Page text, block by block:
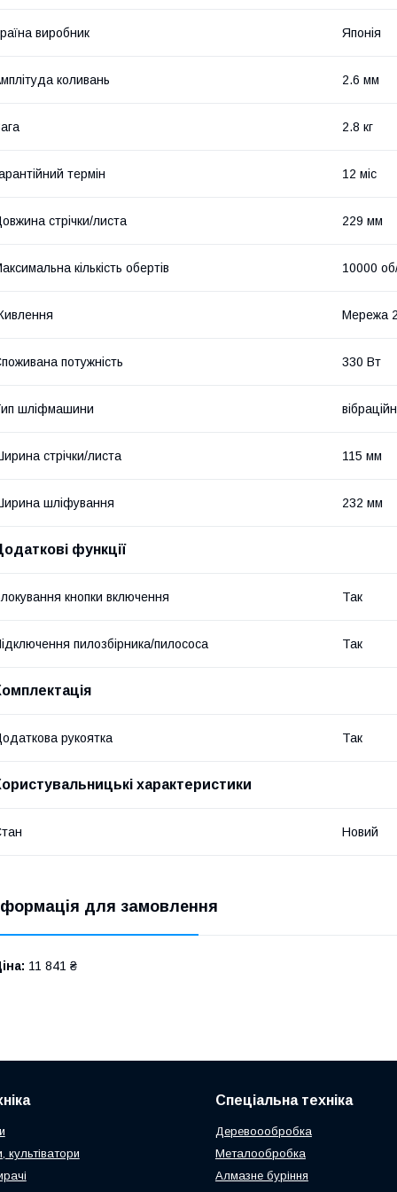
виробник Японія
коливань 2.6 мм
2.8 кг
термін 12 міс
стрічки/листа 229 мм
кількість обертів 10000
Мережа
потужність 330 Вт
шліфмашини
стрічки/листа 115 мм
шліфування 232 мм
функції
кнопки включення Так
пилозбірника/пилососа Так
рукоятка Так
характеристики
Новий
для замовлення
11 841 ₴
культіватори
Спеціальна техніка
Деревоообробка
Металообробка
Алмазне буріння